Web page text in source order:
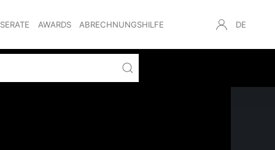
AWARDS ABRECHNUNGSHILFE DE